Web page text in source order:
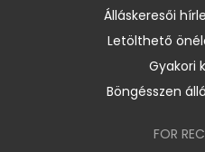
Álláskeresői
Letölthető
Gyakori
Böngésszen
FOR